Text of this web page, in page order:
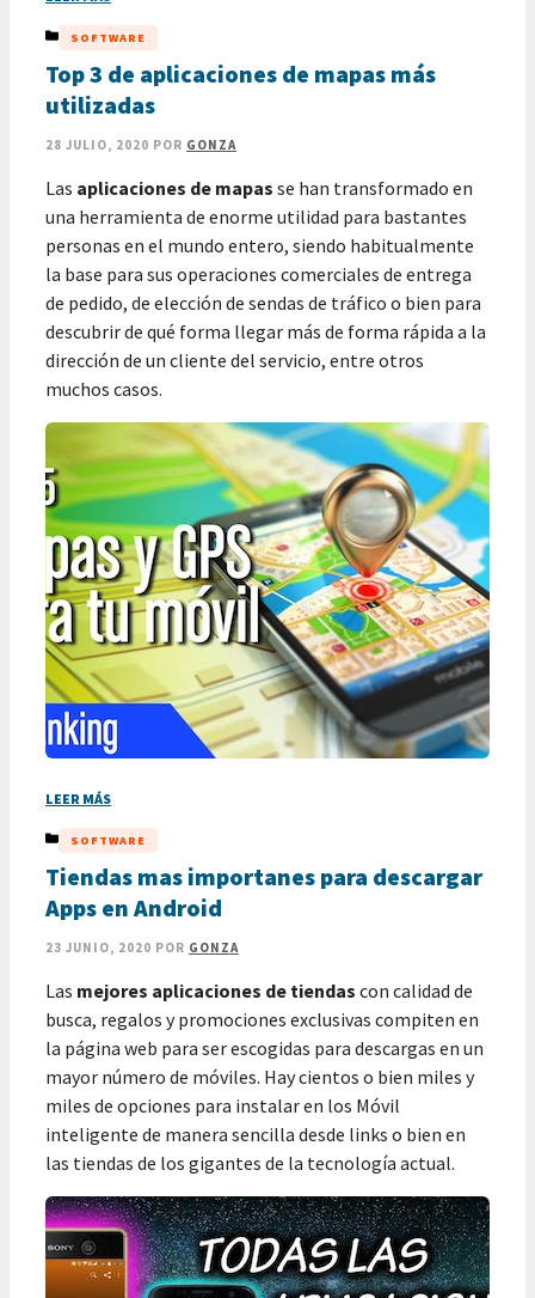
CATEGORÍAS
SOFTWARE
Top 3 de aplicaciones de mapas más
utilizadas
28 JULIO, 2020 POR GONZA
Las aplicaciones de mapas se han transformado en
una herramienta de enorme utilidad para bastantes
personas en el mundo entero, siendo habitualmente
la base para sus operaciones comerciales de entrega
de pedido, de elección de sendas de tráfico o bien para
descubrir de qué forma llegar más de forma rápida a la
dirección de un cliente del servicio, entre otros
muchos casos.
LEER MÁS
CATEGORÍAS
SOFTWARE
Tiendas mas importanes para descargar
Apps en Android
23 JUNIO, 2020 POR GONZA
Las mejores aplicaciones de tiendas con calidad de
busca, regalos y promociones exclusivas compiten en
la página web para ser escogidas para descargas en un
mayor número de móviles. Hay cientos o bien miles y
miles de opciones para instalar en los Móvil
inteligente de manera sencilla desde links o bien en
las tiendas de los gigantes de la tecnología actual.